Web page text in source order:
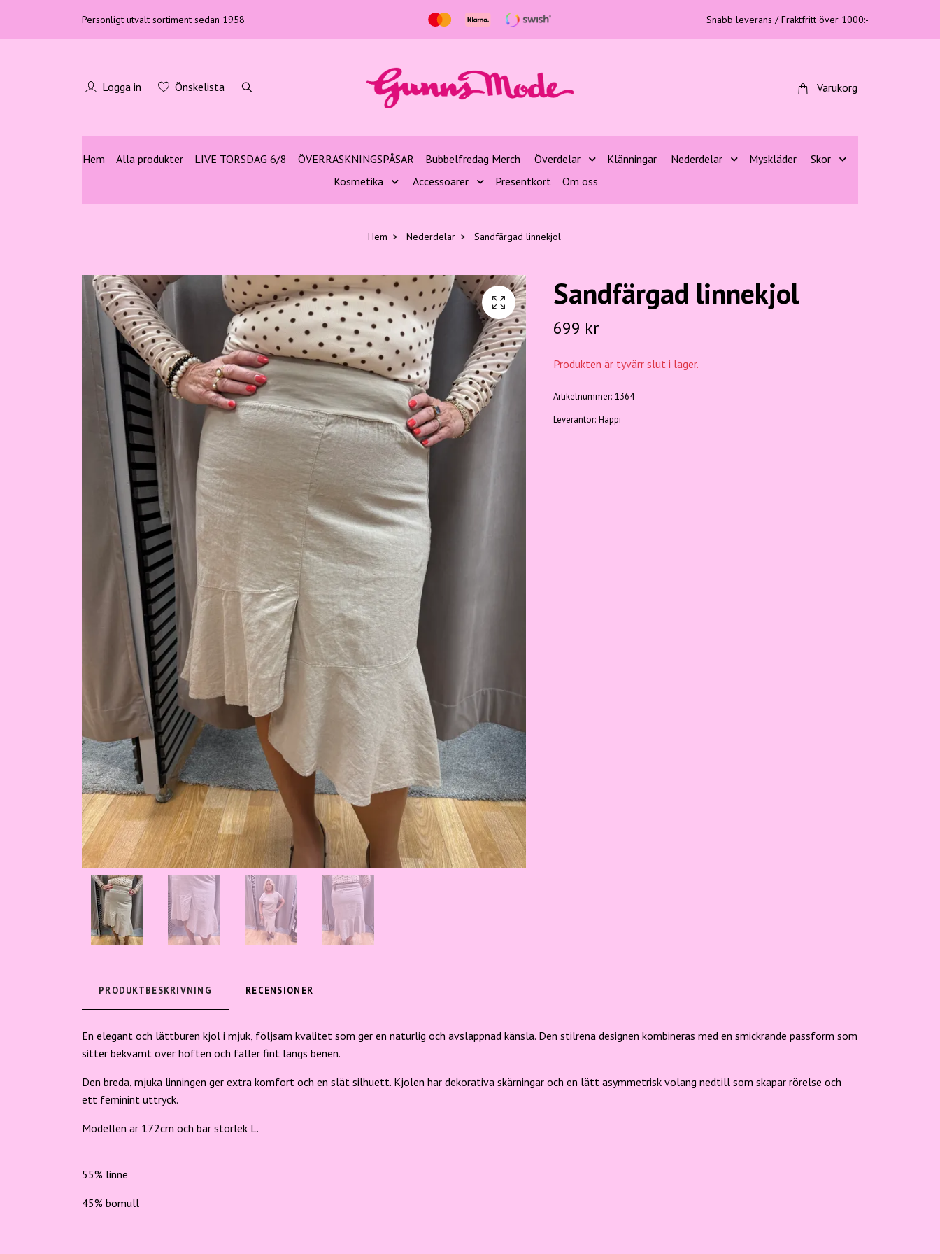
Personligt utvalt sortiment sedan 1958 Snabb leverans / Fraktfritt över 1000:-
Logga in Önskelista Varukorg
Hem Alla produkter LIVE TORSDAG 6/8 ÖVERRASKNINGSPÅSAR Bubbelfredag Merch Överdelar Klänningar Nederdelar Myskläder
Skor
Kosmetika
Accessoarer Presentkort Om oss
Hem Nederdelar Sandfärgad linnekjol
Sandfärgad linnekjol
699 kr
Produkten är tyvärr slut i lager.
Artikelnummer: 1364
Leverantör: Happi
PRODUKTBESKRIVNING RECENSIONER
En elegant och lättburen kjol i mjuk, följsam kvalitet som ger en naturlig och avslappnad känsla. Den stilrena designen kombineras med en smickrande passform som
sitter bekvämt över höften och faller fint längs benen.
Den breda, mjuka linningen ger extra komfort och en slät silhuett. Kjolen har dekorativa skärningar och en lätt asymmetrisk volang nedtill som skapar rörelse och
ett feminint uttryck.
Modellen är 172cm och bär storlek L.
55% linne
45% bomull